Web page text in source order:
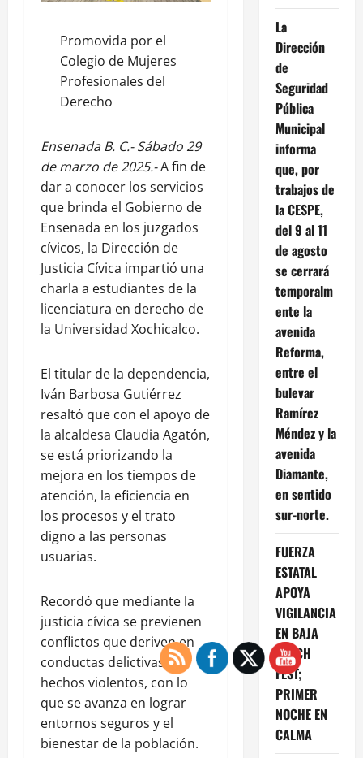
Promovida por el
Colegio de Mujeres
Profesionales del
Derecho
Ensenada B. C.- Sábado 29
de marzo de 2025.-A fin de
dar a conocer los servicios
que brinda el Gobierno de
Ensenada en los juzgados
cívicos, la Dirección de
Justicia Cívica impartió una
charla a estudiantes de la
licenciatura en derecho de
la Universidad Xochicalco.
El titular de la dependencia,
Iván Barbosa Gutiérrez
resaltó que con el apoyo de
la alcaldesa Claudia Agatón,
se está priorizando la
mejora en los tiempos de
atención, la eficiencia en
los procesos y el trato
digno a las personas
usuarias.
Recordó que mediante la
justicia cívica se previenen
conflictos que deriven en
conductas delictivas o
hechos violentos, con lo
que se avanza en lograr
entornos seguros y el
bienestar de la población.
La
Dirección
de
Seguridad
Pública
Municipal
informa
que, por
trabajos de
la CESPE,
del 9 al 11
de agosto
se cerrará
temporalm
ente la
avenida
Reforma,
entre el
bulevar
Ramírez
Méndez y la
avenida
Diamante,
en sentido
sur-norte.
FUERZA
ESTATAL
APOYA
VIGILANCIA
EN BAJA
BEACH
FEST;
PRIMER
NOCHE EN
CALMA